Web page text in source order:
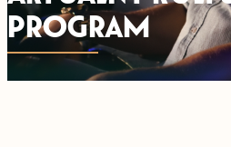
PROGRAM